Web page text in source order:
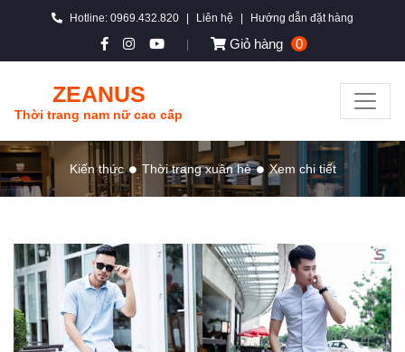
Hotline: 0969.432.820 Liên hệ Hướng dẫn đặt hàng
Giỏ hàng 0
ZEANUS
Thời trang nam nữ cao cấp
Kiến thức Thời trang xuân hè Xem chi tiết